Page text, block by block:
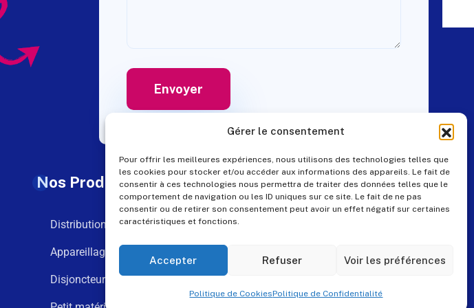
Gérer le consentement
Pour offrir les meilleures expériences, nous utilisons des technologies telles que
les cookies pour stocker et/ou accéder aux informations des appareils. Le fait de
consentir à ces technologies nous permettra de traiter des données telles que le
comportement de navigation ou les ID uniques sur ce site. Le fait de ne pas
consentir ou de retirer son consentement peut avoir un effet négatif sur certaines
caractéristiques et fonctions.
Accepter Refuser Voir les préférences
Politique de CookiesPolitique de Confidentialité
Nos Produits
Distribution
Appareillage
Disjoncteurs
Contact
pes@pes-solutions.fr
8 Rue du Tonnelier,